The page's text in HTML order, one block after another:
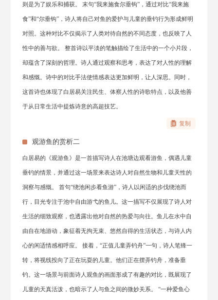
则是为了娱乐和捕获。 末句“我来施食尔垂钩”，通过对比“我来施
食”和“尔垂钩”，诗人将自己对鱼的爱护与儿童的垂钓行为形成鲜明
对照。这种对比不仅揭示了人类对待自然的不同态度，也反映了人
性中的善与欲。 整首诗以平淡的笔触描绘了生活中的一个小片段，
却蕴含了深刻的哲理。诗人通过观察和思考，表达了对人性的理解
和感慨。诗中的对比手法使情感表达更加鲜明，让人深思。同时，
这首诗也体现了白居易关注民生、体察人性的诗歌特点，以及他善
于从日常生活中提炼诗意的高超技艺。
复制
观游鱼的赏析二
白居易的《观游鱼》是一首描写诗人在池塘边观看游鱼，偶遇儿童
垂钓的情景，并通过这一场景来表达诗人对自然生物和儿童天性的
洞察与感慨。 首句“绕池闲步看鱼游”，诗人以闲适的步伐绕池而
行，目光专注于池中自由游弋的鱼儿。这一描写不仅展现了诗人对
生活的细致观察，也透露出他对自然的热爱与向往。鱼儿在水中自
由自在地游动，象征着无拘无束、悠然自得的生活状态，与诗人内
心的闲适情感相呼应。 接着，“正值儿童弄钓舟”一句，诗人笔锋一
转，将视线投向了正在玩耍的儿童。他们正在摆弄钓舟，准备垂
钓。这一场景与前面诗人观鱼的画面形成了有趣的对比，既展现了
儿童的天真活泼，也暗示了人与鱼之间的微妙关系。 “一种爱鱼心